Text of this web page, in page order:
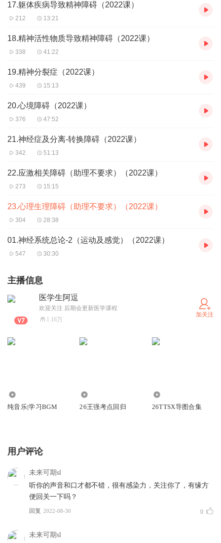
17.躯体疾病导致精神障碍（2022课）
212 13:21
18.精神活性物质导致精神障碍（2022课）
338 41:22
19.精神分裂症（2022课）
439 15:13
20.心境障碍（2022课）
376 47:52
21.神经症及分离-转换障碍（2022课）
342 51:13
22.应激相关障碍（助理不要求）（2022课）
273 15:15
23.心理生理障碍（助理不要求）（2022课）
304 28:38
01.神经系统总论-2（运动及感觉）（2022课）
547 30:30
主播信息
医学生阿逗
欢迎关注 后期会更新医学课程
1.16万
加关注
纯音乐|学习BGM 26王强考点回归 26TTSX导图合集
用户评论
未来可期sl
听你的声音和口才都不错，很有感染力，关注你了，有缘方
便回关一下吗？
回复 2022-08-30 0
未来可期sl